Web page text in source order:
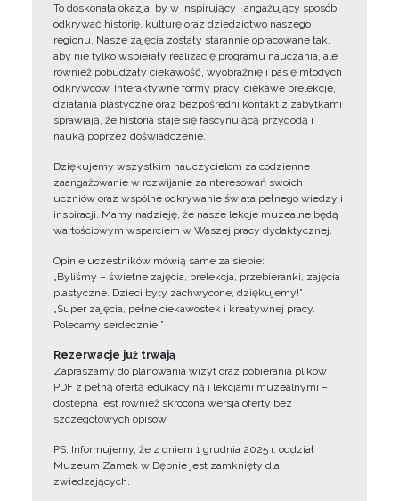
To doskonała okazja, by w inspirujący i angażujący sposób
odkrywać historię, kulturę oraz dziedzictwo naszego
regionu. Nasze zajęcia zostały starannie opracowane tak,
aby nie tylko wspierały realizację programu nauczania, ale
również pobudzały ciekawość, wyobraźnię i pasję młodych
odkrywców. Interaktywne formy pracy, ciekawe prelekcje,
działania plastyczne oraz bezpośredni kontakt z zabytkami
sprawiają, że historia staje się fascynującą przygodą i
nauką poprzez doświadczenie.
Dziękujemy wszystkim nauczycielom za codzienne
zaangażowanie w rozwijanie zainteresowań swoich
uczniów oraz wspólne odkrywanie świata pełnego wiedzy i
inspiracji. Mamy nadzieję, że nasze lekcje muzealne będą
wartościowym wsparciem w Waszej pracy dydaktycznej.
Opinie uczestników mówią same za siebie:
„Byliśmy – świetne zajęcia, prelekcja, przebieranki, zajęcia
plastyczne. Dzieci były zachwycone, dziękujemy!”
„Super zajęcia, pełne ciekawostek i kreatywnej pracy.
Polecamy serdecznie!”
Rezerwacje już trwają
Zapraszamy do planowania wizyt oraz pobierania plików
PDF z pełną ofertą edukacyjną i lekcjami muzealnymi –
dostępna jest również skrócona wersja oferty bez
szczegółowych opisów.
PS. Informujemy, że z dniem 1 grudnia 2025 r. oddział
Muzeum Zamek w Dębnie jest zamknięty dla
zwiedzających.